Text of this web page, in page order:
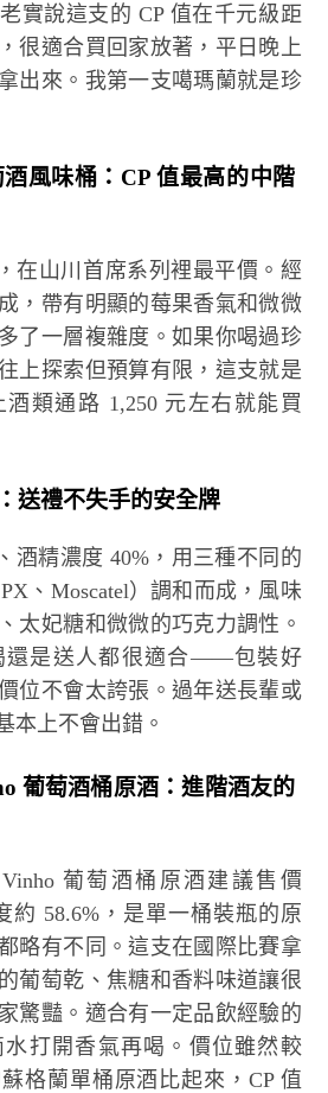
實說這支的 CP 值在千元級距
很適合買回家放著，平日晚上
出來。我第一支噶瑪蘭就是珍
風味桶：CP 值最高的中階
在山川首席系列裡最平價。經
，帶有明顯的莓果香氣和微微
了一層複雜度。如果你喝過珍
上探索但預算有限，這支就是
類通路 1,250 元左右就能買
送禮不失手的安全牌
酒精濃度 40%，用三種不同的
、Moscatel）調和而成，風味
太妃糖和微微的巧克力調性。
還是送人都很適合——包裝好
位不會太誇張。過年送長輩或
本上不會出錯。
葡萄酒桶原酒：進階酒友的
葡萄酒桶原酒建議售價
約 58.6%，是單一桶裝瓶的原
略有不同。這支在國際比賽拿
葡萄乾、焦糖和香料味道讓很
驚豔。適合有一定品飲經驗的
打開香氣再喝。價位雖然較
格蘭單桶原酒比起來，CP 值